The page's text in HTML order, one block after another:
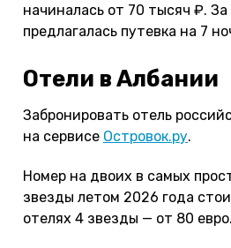
начиналась от 70 тысяч ₽.
предлагалась путевка на 7
Отели в Албании
Забронировать отель
на сервисе Островок.ру.
Номер на двоих в самых
звезды летом 2026 года
отелях 4 звезды — от 80 евро.